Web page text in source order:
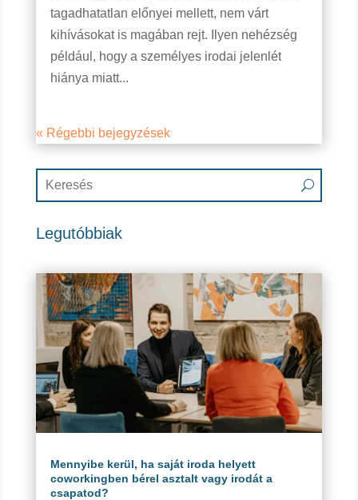
tagadhatatlan előnyei mellett, nem várt
kihívásokat is magában rejt. Ilyen nehézség
például, hogy a személyes irodai jelenlét
hiánya miatt...
« Régebbi bejegyzések
Legutóbbiak
Mennyibe kerül, ha saját iroda helyett
coworkingben bérel asztalt vagy irodát a
csapatod?